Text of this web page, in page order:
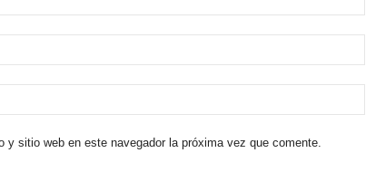
y sitio web en este navegador la próxima vez que comente.